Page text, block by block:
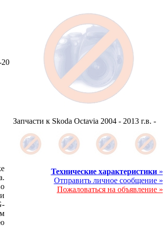
Запчасти к Skoda Octavia 2004 - 2013 г.в. -
Технические характеристики»
Отправить личное сообщение »
Пожаловаться на объявление »